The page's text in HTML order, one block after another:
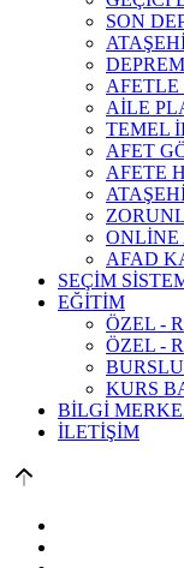
SON
AİLE
TEMEL
AFET
AFETE
ONLİNE
AFAD
SEÇİM
EĞİTİM
ÖZEL -
ÖZEL -
KURS
BİLGİ
İLETİŞİM